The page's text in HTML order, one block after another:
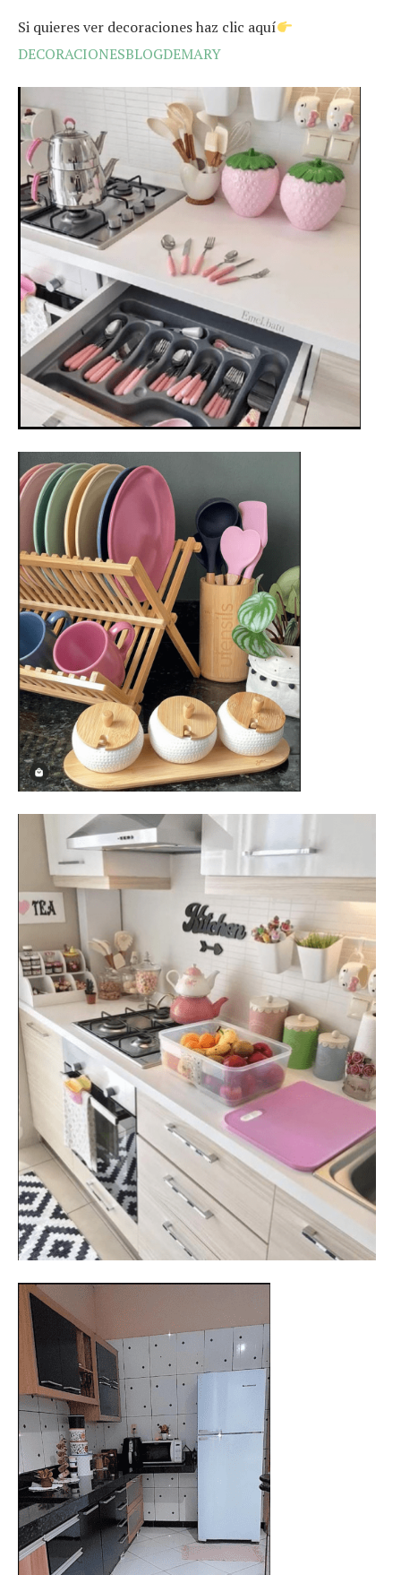
Si quieres ver decoraciones haz clic aquí
DECORACIONESBLOGDEMARY